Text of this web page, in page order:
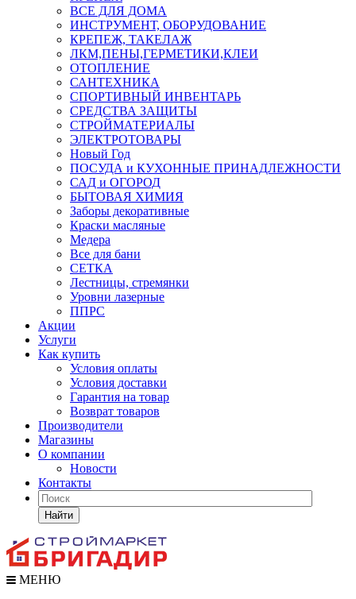
ВСЕ ДЛЯ ДОМА
ИНСТРУМЕНТ, ОБОРУДОВАНИЕ
КРЕПЕЖ, ТАКЕЛАЖ
ЛКМ,ПЕНЫ,ГЕРМЕТИКИ,КЛЕИ
ОТОПЛЕНИЕ
САНТЕХНИКА
СПОРТИВНЫЙ ИНВЕНТАРЬ
СРЕДСТВА ЗАЩИТЫ
СТРОЙМАТЕРИАЛЫ
ЭЛЕКТРОТОВАРЫ
Новый Год
ПОСУДА и КУХОННЫЕ ПРИНАДЛЕЖНОСТИ
САД и ОГОРОД
БЫТОВАЯ ХИМИЯ
Заборы декоративные
Краски масляные
Медера
Все для бани
СЕТКА
Лестницы, стремянки
Уровни лазерные
ППРС
Акции
Услуги
Как купить
Условия оплаты
Условия доставки
Гарантия на товар
Возврат товаров
Производители
Магазины
О компании
Новости
Контакты
Найти
МЕНЮ